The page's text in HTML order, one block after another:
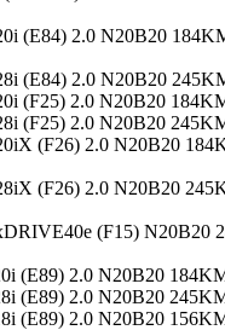
(E84) 2.0 N20B20
(E84) 2.0 N20B20
(F25) 2.0 N20B20
(F25) 2.0 N20B20
(F26) 2.0 N20B20
(F26) 2.0 N20B20
(F15) N20B20
(E89) 2.0 N20B20
(E89) 2.0 N20B20
(E89) 2.0 N20B20